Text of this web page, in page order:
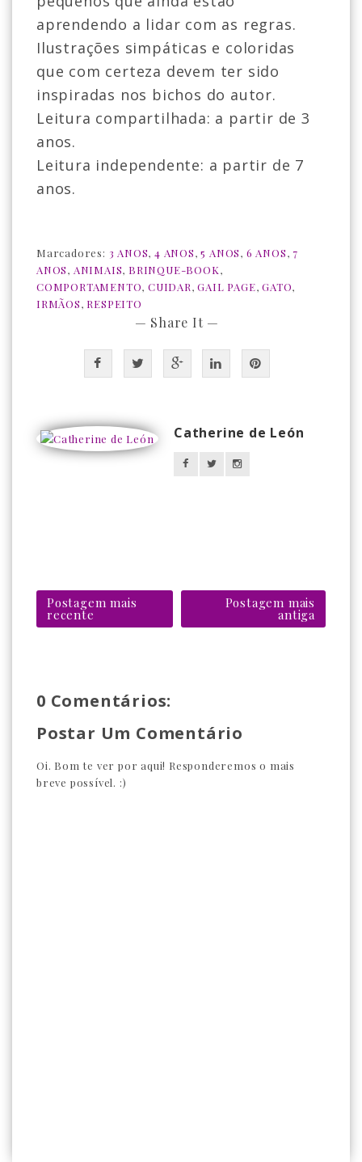
aprendendo a lidar com as regras.
Ilustrações simpáticas e coloridas
que com certeza devem ter sido
inspiradas nos bichos do autor.
Leitura compartilhada: a partir de 3
anos.
Leitura independente: a partir de 7
anos.
Marcadores: 3 ANOS,4 ANOS,5 ANOS, 6 ANOS, 7
ANOS, ANIMAIS, BRINQUE-BOOK,
COMPORTAMENTO,CUIDAR,GAIL PAGE,GATO,
IRMÃOS, RESPEITO
— Share It —
Catherine de León
Postagem mais
recente
Postagem mais
antiga
0 Comentários:
Postar Um Comentário
Oi. Bom te ver por aqui! Responderemos o mais
breve possível. :)